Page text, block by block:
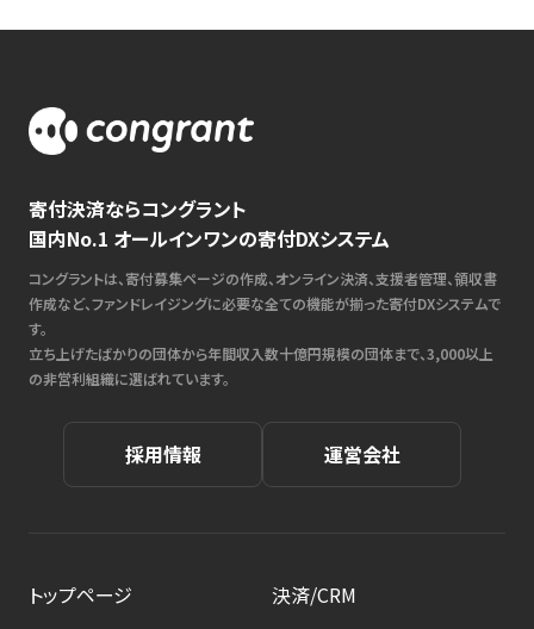
寄付決済ならコングラント
国内No.1 オールインワンの寄付DXシステム
コングラントは、寄付募集ページの作成、オンライン決済、支援者管理、領収書
作成など、ファンドレイジングに必要な全ての機能が揃った寄付DXシステムで
す。
立ち上げたばかりの団体から年間収入数十億円規模の団体まで、3,000以上
の非営利組織に選ばれています。
採用情報 運営会社
トップページ
決済/CRM